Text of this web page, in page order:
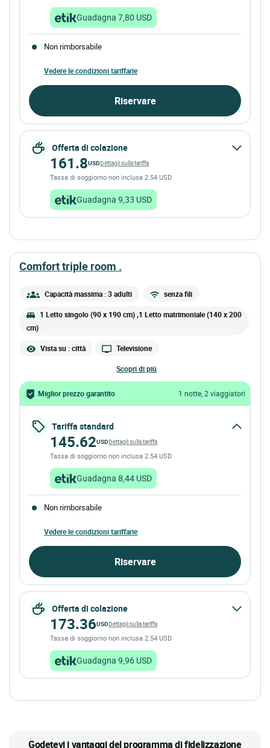
Guadagna 7,80 USD
Non rimborsabile
Vedere le condizioni tariffarie
Riservare
Offerta di colazione
161.8USDDettagli sulla tariffa
Tassa di soggiorno non inclusa 2.54 USD
Guadagna 9,33 USD
comfort triple room .
Capacità massima : 3 adulti senza fili
1 Letto singolo (90 x 190 cm) ,1 Letto matrimoniale (140 x 200
cm)
Vista su : città Televisione
scopri di più
Miglior prezzo garantito 1 notte, 2 viaggiatori
Tariffa standard
145.62USDDettagli sulla tariffa
Tassa di soggiorno non inclusa 2.54 USD
Guadagna 8,44 USD
Non rimborsabile
Vedere le condizioni tariffarie
Riservare
Offerta di colazione
173.36USDDettagli sulla tariffa
Tassa di soggiorno non inclusa 2.54 USD
Guadagna 9,96 USD
Godetevi i vantaggi del programma di fidelizzazione